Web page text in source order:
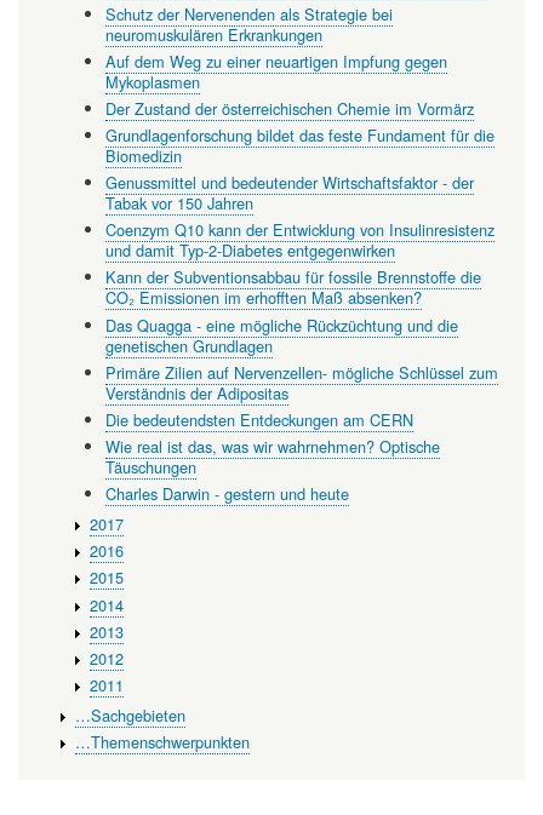
Schutz der Nervenenden als Strategie bei
neuromuskulären Erkrankungen
Auf dem Weg zu einer neuartigen Impfung gegen
Mykoplasmen
Der Zustand der österreichischen Chemie im Vormärz
Grundlagenforschung bildet das feste Fundament für die
Biomedizin
Genussmittel und bedeutender Wirtschaftsfaktor - der
Tabak vor 150 Jahren
Coenzym Q10 kann der Entwicklung von Insulinresistenz
und damit Typ-2-Diabetes entgegenwirken
Kann der Subventionsabbau für fossile Brennstoffe die
CO₂ Emissionen im erhofften Maß absenken?
Das Quagga - eine mögliche Rückzüchtung und die
genetischen Grundlagen
Primäre Zilien auf Nervenzellen- mögliche Schlüssel zum
Verständnis der Adipositas
Die bedeutendsten Entdeckungen am CERN
Wie real ist das, was wir wahrnehmen? Optische
Täuschungen
Charles Darwin - gestern und heute
2017
2016
2015
2014
2013
2012
2011
…Sachgebieten
…Themenschwerpunkten